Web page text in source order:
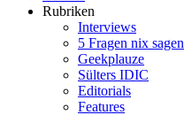
Rubriken
Interviews
5 Fragen nix sagen
Geekplauze
Sülters IDIC
Editorials
Features